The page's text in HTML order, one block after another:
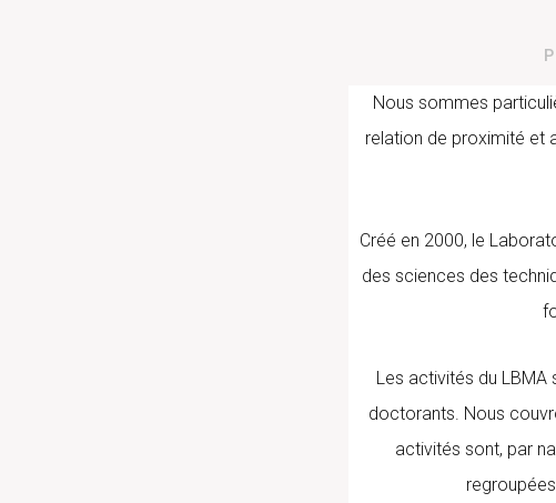
Nous sommes
relation de proximité et
Créé en 2000, le
des sciences des
Les activités du
doctorants. Nous
activités sont, par